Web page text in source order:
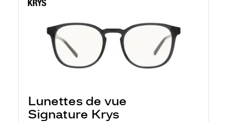
Lunettes de vue
Signature Krys